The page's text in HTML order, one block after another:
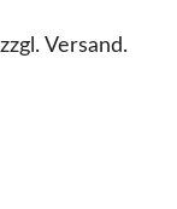
Versand.